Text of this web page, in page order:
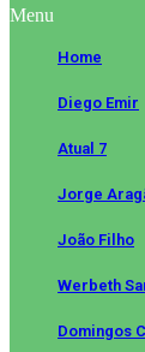
Menu
Home
Diego Emir
Atual 7
Jorge
João Filho
Werbeth
Domingos